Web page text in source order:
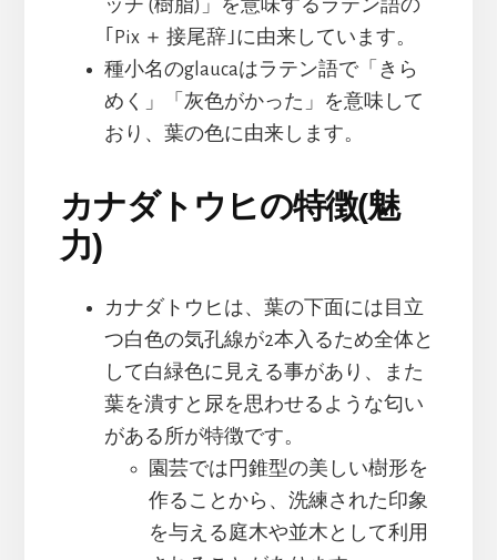
ッチ (樹脂)」を意味するラテン語の
｢Pix ＋ 接尾辞｣に由来しています。
種小名のglaucaはラテン語で「きら
めく」「灰色がかった」を意味して
おり、葉の色に由来します。
カナダトウヒの特徴(魅
力)
カナダトウヒは、葉の下面には目立
つ白色の気孔線が2本入るため全体と
して白緑色に見える事があり、また
葉を潰すと尿を思わせるような匂い
がある所が特徴です。
園芸では円錐型の美しい樹形を
作ることから、洗練された印象
を与える庭木や並木として利用